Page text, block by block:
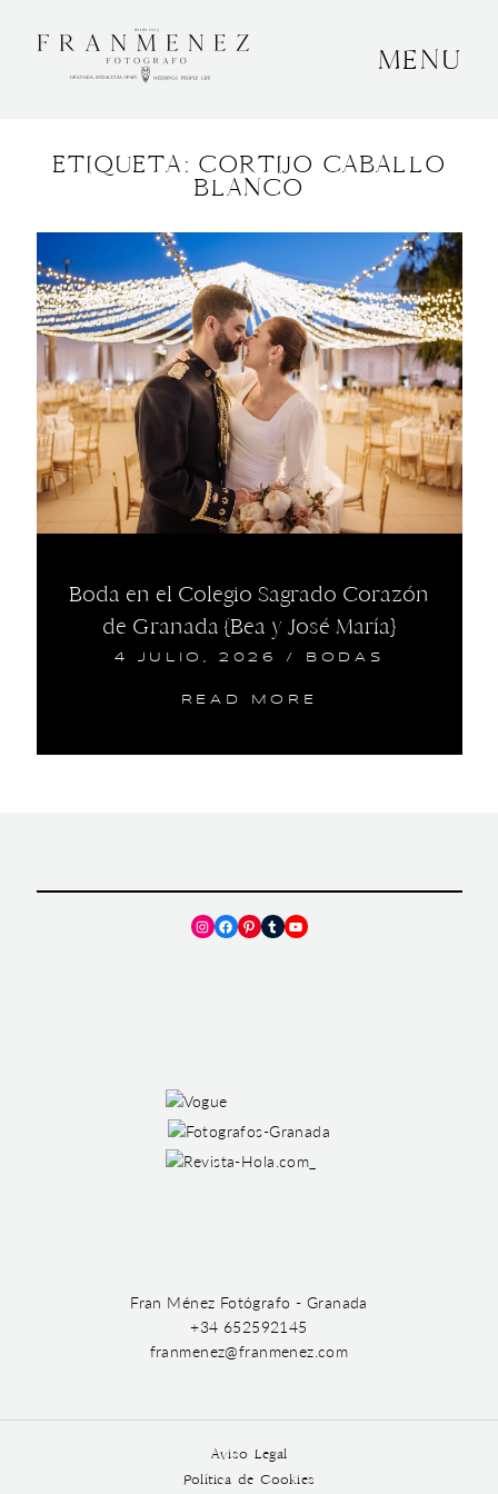
MENU
ETIQUETA: CORTIJO CABALLO
BLANCO
Boda en el Colegio Sagrado Corazón
de Granada {Bea y José María}
4 JULIO, 2026 / BODAS
READ MORE
SOBRE MÍ
CONTACTO
OTROS
GRANADA, ESPAÑA
+34 652592145
Instagram
Facebook
Pinterest
TumblrYouTube
Fran Ménez Fotógrafo - Granada
+34 652592145
franmenez@franmenez.com
Aviso Legal
Política de Cookies